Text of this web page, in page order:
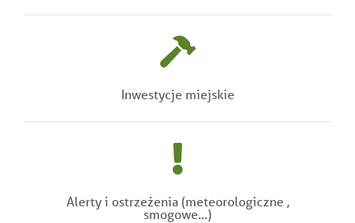
Inwestycje miejskie
Alerty i ostrzeżenia (meteorologiczne ,
smogowe...)